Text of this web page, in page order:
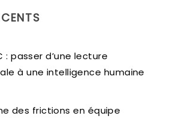
: passer d’une lecture
à une intelligence humaine
des frictions en équipe